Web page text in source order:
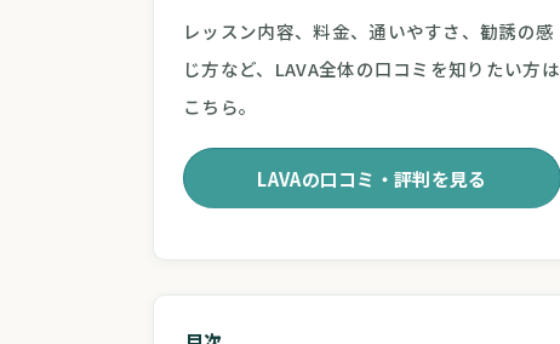
レッスン内容、料金、通いやすさ、勧誘の感
じ方など、LAVA全体の口コミを知りたい方は
こちら。
LAVAの口コミ・評判を見る